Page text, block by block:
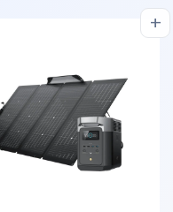
add